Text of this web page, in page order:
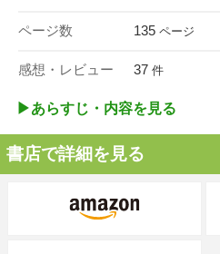
ページ数 135 ページ
感想・レビュー 37 件
▶︎あらすじ・内容を見る
書店で詳細を見る